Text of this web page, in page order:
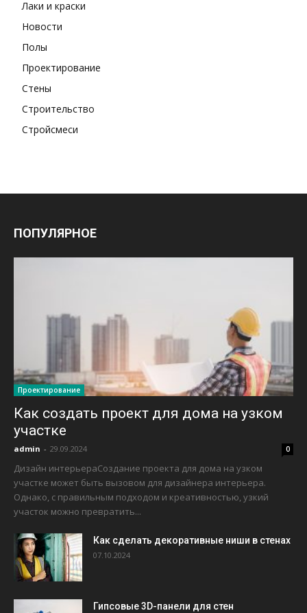
Лаки и краски
Новости
Полы
Проектирование
Стены
Строительство
Стройсмеси
ПОПУЛЯРНОЕ
Проектирование
Как создать проект для дома на узком
участке
admin - 29.09.2024 0
Дизайн интерьераСоздание проекта для дома на узком
участке может быть вызовом для дизайнера интерьера.
Однако, с правильным подходом и креативностью, узкий
участок можно превратить...
Как сделать декоративные ниши в стенах
07.10.2024
Гипсовые 3D-панели для стен